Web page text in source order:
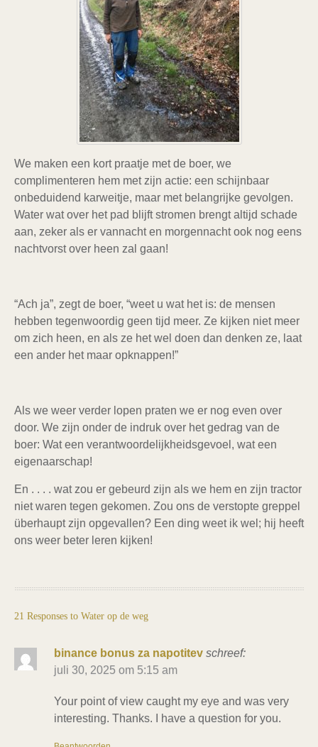
We maken een kort praatje met de boer, we
complimenteren hem met zijn actie: een schijnbaar
onbeduidend karweitje, maar met belangrijke gevolgen.
Water wat over het pad blijft stromen brengt altijd schade
aan, zeker als er vannacht en morgennacht ook nog eens
nachtvorst over heen zal gaan!
“Ach ja”, zegt de boer, “weet u wat het is: de mensen
hebben tegenwoordig geen tijd meer. Ze kijken niet meer
om zich heen, en als ze het wel doen dan denken ze, laat
een ander het maar opknappen!”
Als we weer verder lopen praten we er nog even over
door. We zijn onder de indruk over het gedrag van de
boer: Wat een verantwoordelijkheidsgevoel, wat een
eigenaarschap!
En . . . . wat zou er gebeurd zijn als we hem en zijn tractor
niet waren tegen gekomen. Zou ons de verstopte greppel
überhaupt zijn opgevallen? Een ding weet ik wel; hij heeft
ons weer beter leren kijken!
21 Responses to Water op de weg
binance bonus za napotitev schreef:
juli 30, 2025 om 5:15 am
Your point of view caught my eye and was very
interesting. Thanks. I have a question for you.